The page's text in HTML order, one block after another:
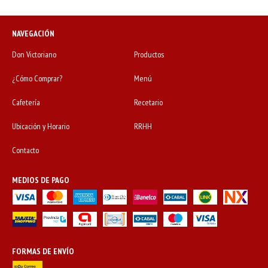
NAVEGACIÓN
Don Victoriano
Productos
¿Cómo Comprar? Menú
Cafetería Recetario
Ubicación y Horario RRHH
Contacto
MEDIOS DE PAGO
FORMAS DE ENVÍO